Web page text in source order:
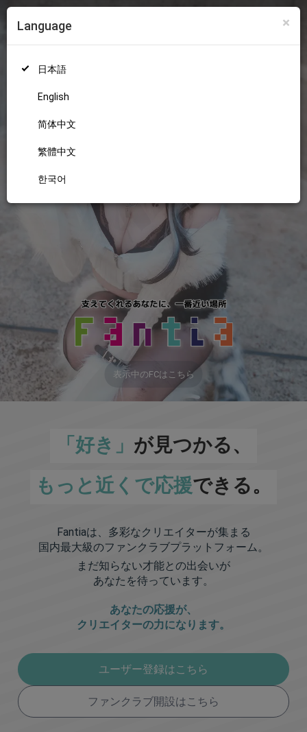
×
Language
日本語
English
简体中文
繁體中文
한국어
18+
表示中のFCはこちら
「好き」 が見つかる、
もっと近くで応援できる。
Fantiaは、多彩なクリエイターが集まる
国内最大級のファンクラブプラットフォーム。
まだ知らない才能との出会いが
あなたを待っています。
あなたの応援が、
クリエイターの力になります。
ユーザー登録はこちら
ファンクラブ開設はこちら